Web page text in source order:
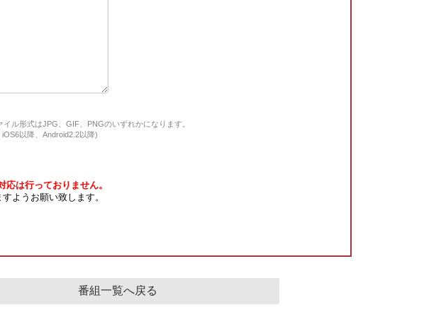
ル形式はJPG、GIF、PNGのいずれかになります。
以降、Android2.2以降)
は行っておりません。
ようお願い致します。
番組一覧へ戻る